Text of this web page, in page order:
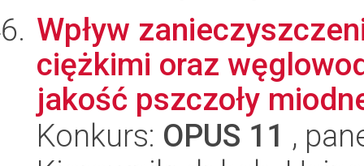
Wpływ
ciężkimi oraz
jakość pszczoły
Konkurs: OPUS 11 ,